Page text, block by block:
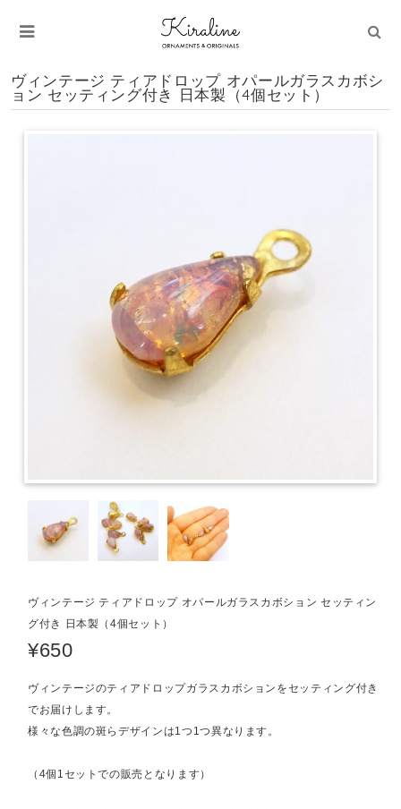
ヴィンテージ ティアドロップ オパールガラスカボシ
ョン セッティング付き 日本製（4個セット）
ヴィンテージ ティアドロップ オパールガラスカボション セッティン
グ付き 日本製（4個セット）
¥650
ヴィンテージのティアドロップガラスカボションをセッティング付き
でお届けします。
様々な色調の斑らデザインは1つ1つ異なります。
（4個1セットでの販売となります）